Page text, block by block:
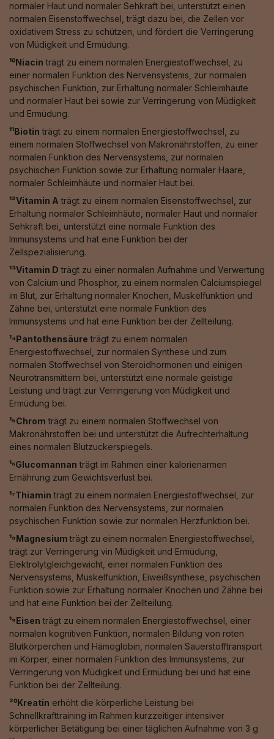
normaler Haut und normaler Sehkraft bei, unterstützt einen
normalen Eisenstoffwechsel, trägt dazu bei, die Zellen vor
oxidativem Stress zu schützen, und fördert die Verringerung
von Müdigkeit und Ermüdung.
¹⁰Niacin trägt zu einem normalen Energiestoffwechsel, zu
einer normalen Funktion des Nervensystems, zur normalen
psychischen Funktion, zur Erhaltung normaler Schleimhäute
und normaler Haut bei sowie zur Verringerung von Müdigkeit
und Ermüdung.
¹¹Biotin trägt zu einem normalen Energiestoffwechsel, zu
einem normalen Stoffwechsel von Makronährstoffen, zu einer
normalen Funktion des Nervensystems, zur normalen
psychischen Funktion sowie zur Erhaltung normaler Haare,
normaler Schleimhäute und normaler Haut bei.
¹²Vitamin A trägt zu einem normalen Eisenstoffwechsel, zur
Erhaltung normaler Schleimhäute, normaler Haut und normaler
Sehkraft bei, unterstützt eine normale Funktion des
Immunsystems und hat eine Funktion bei der
Zellspezialisierung.
¹³Vitamin D trägt zu einer normalen Aufnahme und Verwertung
von Calcium und Phosphor, zu einem normalen Calciumspiegel
im Blut, zur Erhaltung normaler Knochen, Muskelfunktion und
Zähne bei, unterstützt eine normale Funktion des
Immunsystems und hat eine Funktion bei der Zellteilung.
¹⁴Pantothensäure trägt zu einem normalen
Energiestoffwechsel, zur normalen Synthese und zum
normalen Stoffwechsel von Steroidhormonen und einigen
Neurotransmittern bei, unterstützt eine normale geistige
Leistung und trägt zur Verringerung von Müdigkeit und
Ermüdung bei.
¹⁵Chrom trägt zu einem normalen Stoffwechsel von
Makronährstoffen bei und unterstützt die Aufrechterhaltung
eines normalen Blutzuckerspiegels.
¹⁶Glucomannan trägt im Rahmen einer kalorienarmen
Ernährung zum Gewichtsverlust bei.
¹⁷Thiamin trägt zu einem normalen Energiestoffwechsel, zur
normalen Funktion des Nervensystems, zur normalen
psychischen Funktion sowie zur normalen Herzfunktion bei.
¹⁸Magnesiumträgt zu einem normalen Energiestoffwechsel,
trägt zur Verringerung vin Müdigkeit und Ermüdung,
Elektrolytgleichgewicht, einer normalen Funktion des
Nervensystems, Muskelfunktion, Eiweißsynthese, psychischen
Funktion sowie zur Erhaltung normaler Knochen und Zähne bei
und hat eine Funktion bei der Zellteilung.
¹⁹Eisen trägt zu einem normalen Energiestoffwechsel, einer
normalen kognitiven Funktion, normalen Bildung von roten
Blutkörperchen und Hämoglobin, normalen Sauerstofftransport
im Körper, einer normalen Funktion des Immunsystems, zur
Verringerung von Müdigkeit und Ermüdung bei und hat eine
Funktion bei der Zellteilung.
²⁰Kreatin erhöht die körperliche Leistung bei
Schnellkrafttraining im Rahmen kurzzeitiger intensiver
körperlicher Betätigung bei einer täglichen Aufnahme von 3 g